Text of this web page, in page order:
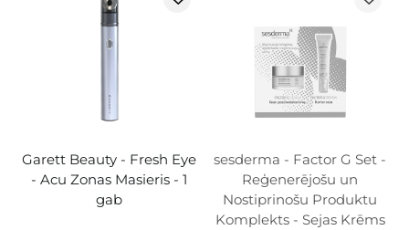
Garett Beauty - Fresh Eye
- Acu Zonas Masieris - 1
gab
sesderma - Factor G Set -
Reģenerējošu un
Nostiprinošu Produktu
Komplekts - Sejas Krēms